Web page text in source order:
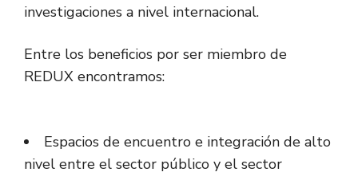
investigaciones a nivel internacional.
Entre los beneficios por ser miembro de
REDUX encontramos:
Espacios de encuentro e integración de alto
nivel entre el sector público y el sector